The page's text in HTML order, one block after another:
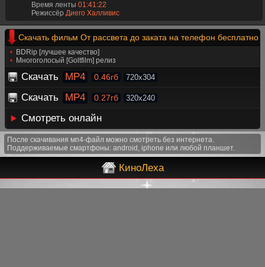
Время ленты 01:41:22
Режиссёр Диего Халливис
Скачать фильм От рассвета до заката на телефон бесплатно
BDRip [лучшее качество]
Многоголосый [Goltfilm] релиз
Скачать MP4 0.46гб 720x304
Скачать MP4 0.27гб 320x240
Смотреть онлайн
После скачивания мп4-файл можно смотреть без интернета.
Поддерживаемые смартфоны: android, iphone или любой планшет.
КиноЛеха